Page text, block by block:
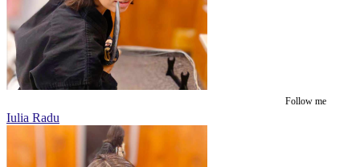
Follow me
Iulia Radu